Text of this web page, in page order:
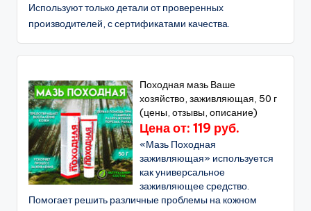
Используют только детали от проверенных
производителей, с сертификатами качества.
Походная мазь Ваше
хозяйство, заживляющая, 50 г
(цены, отзывы, описание)
Цена от: 119 руб.
«Мазь Походная
заживляющая» используется
как универсальное
заживляющее средство.
Помогает решить различные проблемы на кожном